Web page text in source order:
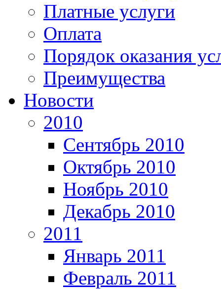
Платные услуги
Оплата
Порядок оказания
Преимущества
Новости
2010
Сентябрь 2010
Октябрь 2010
Ноябрь 2010
Декабрь 2010
2011
Январь 2011
Февраль 2011